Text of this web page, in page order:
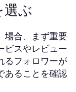
ぶ
場合、まず重要
ビスやレビュー
るフォロワーが
あることを確認